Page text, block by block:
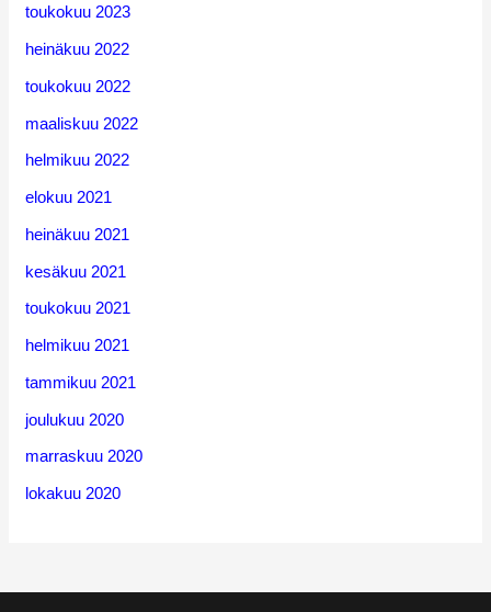
toukokuu 2023
heinäkuu 2022
toukokuu 2022
maaliskuu 2022
helmikuu 2022
elokuu 2021
heinäkuu 2021
kesäkuu 2021
toukokuu 2021
helmikuu 2021
tammikuu 2021
joulukuu 2020
marraskuu 2020
lokakuu 2020